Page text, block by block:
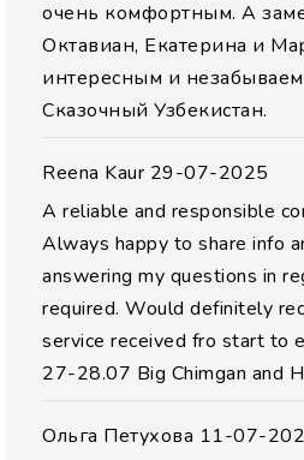
очень комфортным. А
Октавиан, Екатерина и
интересным и
Сказочный Узбекистан.
Reena Kaur 29-07-2025
A reliable and responsible
Always happy to share info
answering my questions in
required. Would definitely
service received fro start to
27-28.07 Big Chimgan and
Ольга Петухова 11-07-